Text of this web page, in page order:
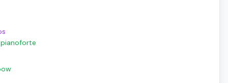
pianoforte